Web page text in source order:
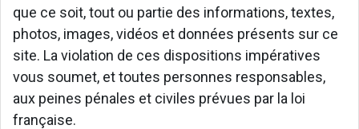
que ce soit, tout ou partie des informations, textes,
photos, images, vidéos et données présents sur ce
site. La violation de ces dispositions impératives
vous soumet, et toutes personnes responsables,
aux peines pénales et civiles prévues par la loi
française.